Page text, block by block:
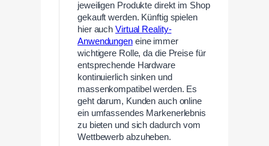
jeweiligen Produkte direkt im Shop
gekauft werden. Künftig spielen
hier auchVirtual Reality-
Anwendungeneine immer
wichtigere Rolle, da die Preise für
entsprechende Hardware
kontinuierlich sinken und
massenkompatibel werden. Es
geht darum, Kunden auch online
ein umfassendes Markenerlebnis
zu bieten und sich dadurch vom
Wettbewerb abzuheben.